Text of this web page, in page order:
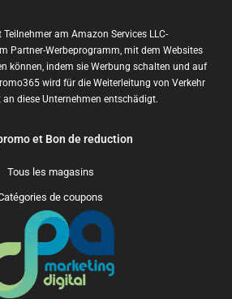
am Amazon Services LLC-
Partner-Werbeprogramm, mit dem Websites
können, indem sie Werbung schalten und auf
wird für die Weiterleitung von Verkehr
an diese Unternehmen entschädigt.
et Bon de reduction
Tous les magasins
de coupons